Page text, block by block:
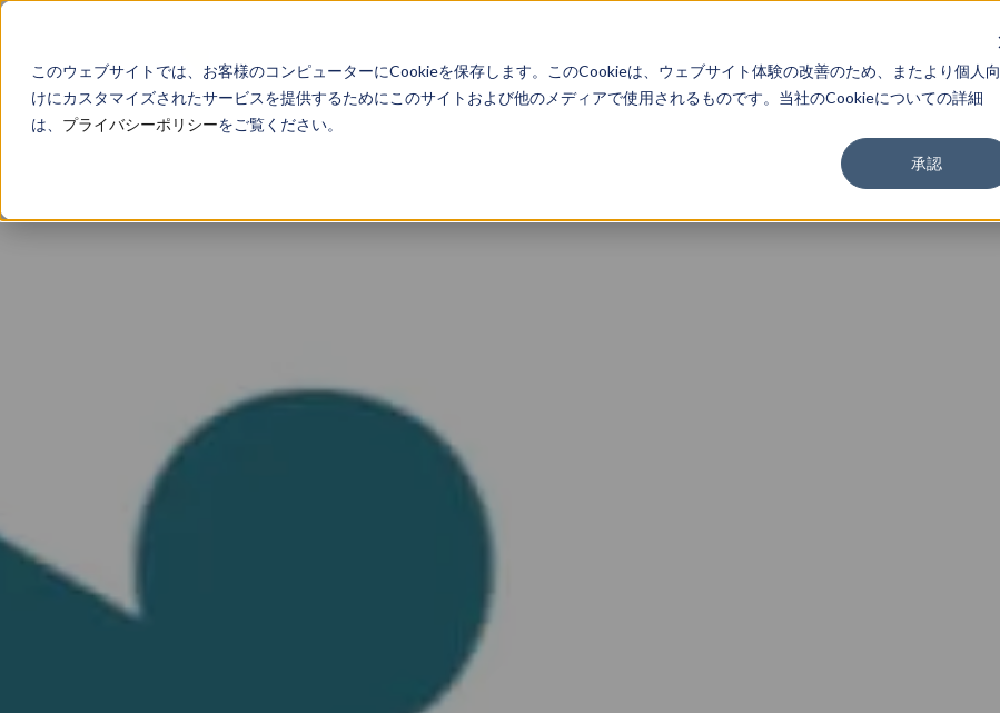
このウェブサイトでは、お客様のコンピューターにCookieを保存します。このCookieは、ウェブサイト体験の改善のため、またより個人向
けにカスタマイズされたサービスを提供するためにこのサイトおよび他のメディアで使用されるものです。当社のCookieについての詳細
は、 プライバシーポリシーをご覧ください。
承認
About Service Work Findings